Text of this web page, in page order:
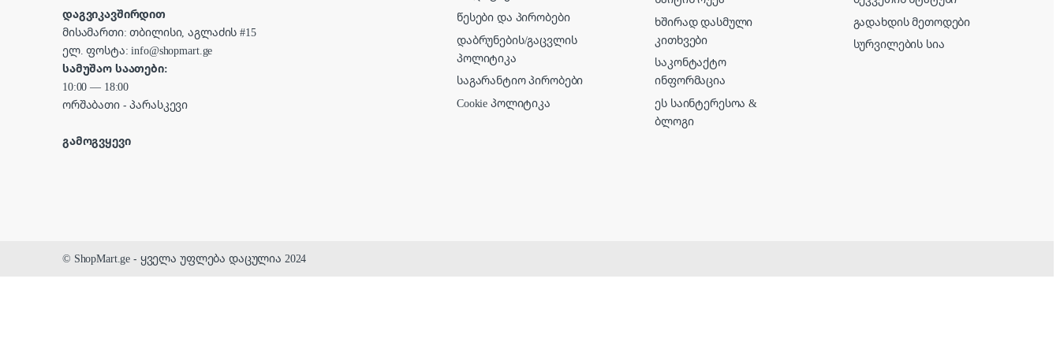
დაგვიკავშირდით
მისამართი: თბილისი, აგლაძის #15
ელ. ფოსტა: info@shopmart.ge
სამუშაო საათები:
10:00 — 18:00
ორშაბათი - პარასკევი
გამოგვყევი
წესები და პირობები
დაბრუნების/გაცვლის
პოლიტიკა
საგარანტიო პირობები
Cookie პოლიტიკა
ხშირად დასმული
კითხვები
საკონტაქტო
ინფორმაცია
ეს საინტერესოა &
ბლოგი
გადახდის მეთოდები
სურვილების სია
© ShopMart.ge - ყველა უფლება დაცულია 2024